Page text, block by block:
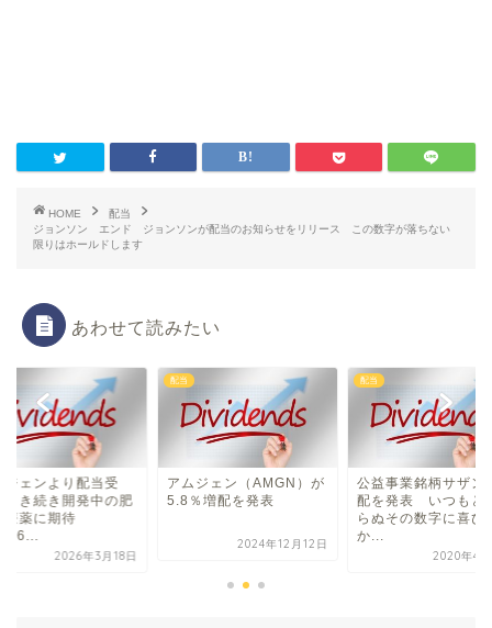
HOME
配当
ジョンソン エンド ジョンソンが配当のお知らせをリリース この数字が落ちない
限りはホールドします
あわせて読みたい
ジェンより配当受
き続き開発中の肥
療薬に期待
2026年3月18日
配当
アムジェン（AMGN）が
5.8％増配を発表
2024年12月12日
配当
公益事業銘柄サザン
配を発表 いつもと
らぬその数字に喜び
か...
2020年4